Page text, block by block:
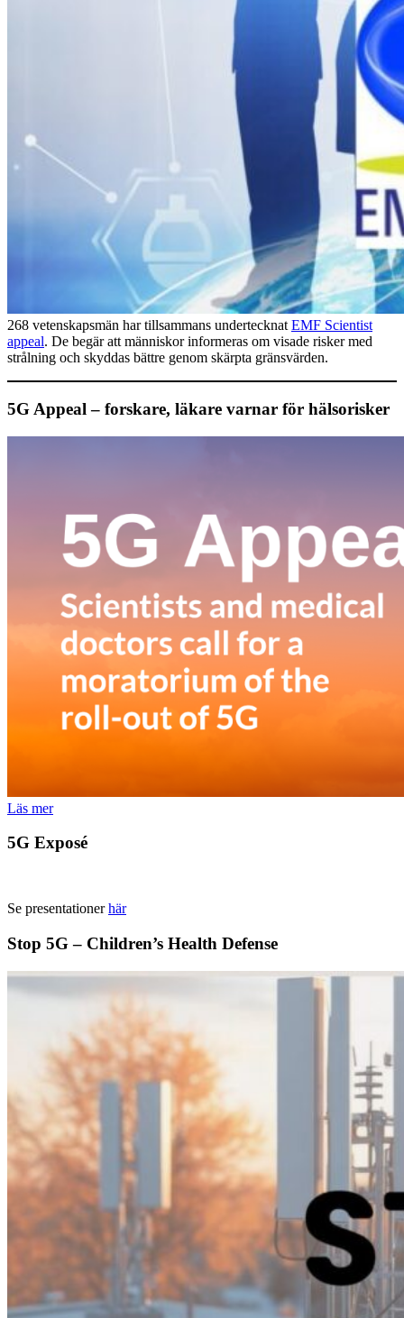
268 vetenskapsmän har tillsammans undertecknat EMF Scientist
appeal. De begär att människor informeras om visade risker med
strålning och skyddas bättre genom skärpta gränsvärden.
5G Appeal – forskare, läkare varnar för hälsorisker
Läs mer
5G Exposé
Se presentationerhär
Stop 5G – Children’s Health Defense